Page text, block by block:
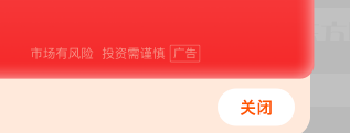
通知
务所2025年度履行监督职责情况的报告
张爱民)
公告